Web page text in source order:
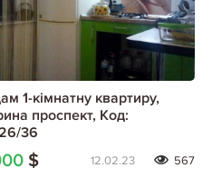
1-кімнатну квартиру,
проспект, Код:
36
$ 12.02.23 567